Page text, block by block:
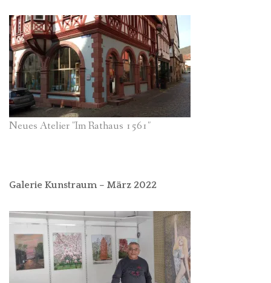
Neues Atelier "Im Rathaus 1561"
Galerie Kunstraum – März 2022